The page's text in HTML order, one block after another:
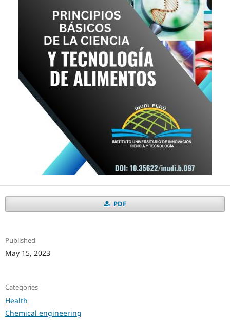
PDF
Published
May 15, 2023
Categories
Health
Chemical engineering